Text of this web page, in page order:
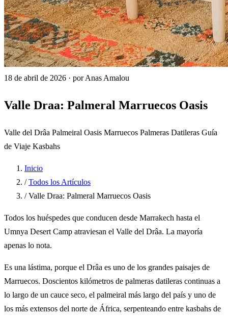
18 de abril de 2026 · por Anas Amalou
Valle Draa: Palmeral Marruecos Oasis
Valle del Drâa Palmeiral Oasis Marruecos Palmeras Datileras Guía
de Viaje Kasbahs
Inicio
/ Todos los Artículos
/ Valle Draa: Palmeral Marruecos Oasis
Todos los huéspedes que conducen desde Marrakech hasta el
Umnya Desert Camp atraviesan el Valle del Drâa. La mayoría
apenas lo nota.
Es una lástima, porque el Drâa es uno de los grandes paisajes de
Marruecos. Doscientos kilómetros de palmeras datileras continuas a
lo largo de un cauce seco, el palmeiral más largo del país y uno de
los más extensos del norte de África, serpenteando entre kasbahs de